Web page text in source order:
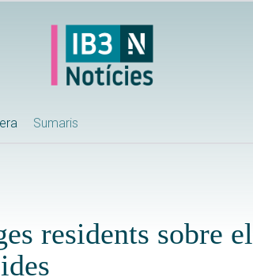
Sumaris
residents sobre